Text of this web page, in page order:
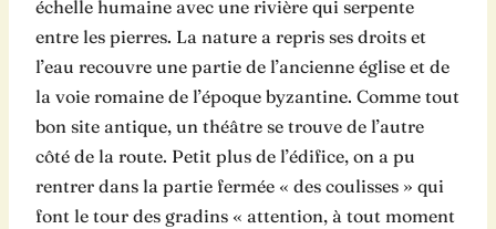
échelle humaine avec une rivière qui serpente
entre les pierres. La nature a repris ses droits et
l’eau recouvre une partie de l’ancienne église et de
la voie romaine de l’époque byzantine. Comme tout
bon site antique, un théâtre se trouve de l’autre
côté de la route. Petit plus de l’édifice, on a pu
rentrer dans la partie fermée « des coulisses » qui
font le tour des gradins « attention, à tout moment